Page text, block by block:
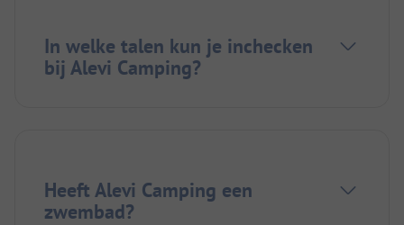
In welke talen kun je inchecken
bij Alevi Camping?
Heeft Alevi Camping een
zwembad?